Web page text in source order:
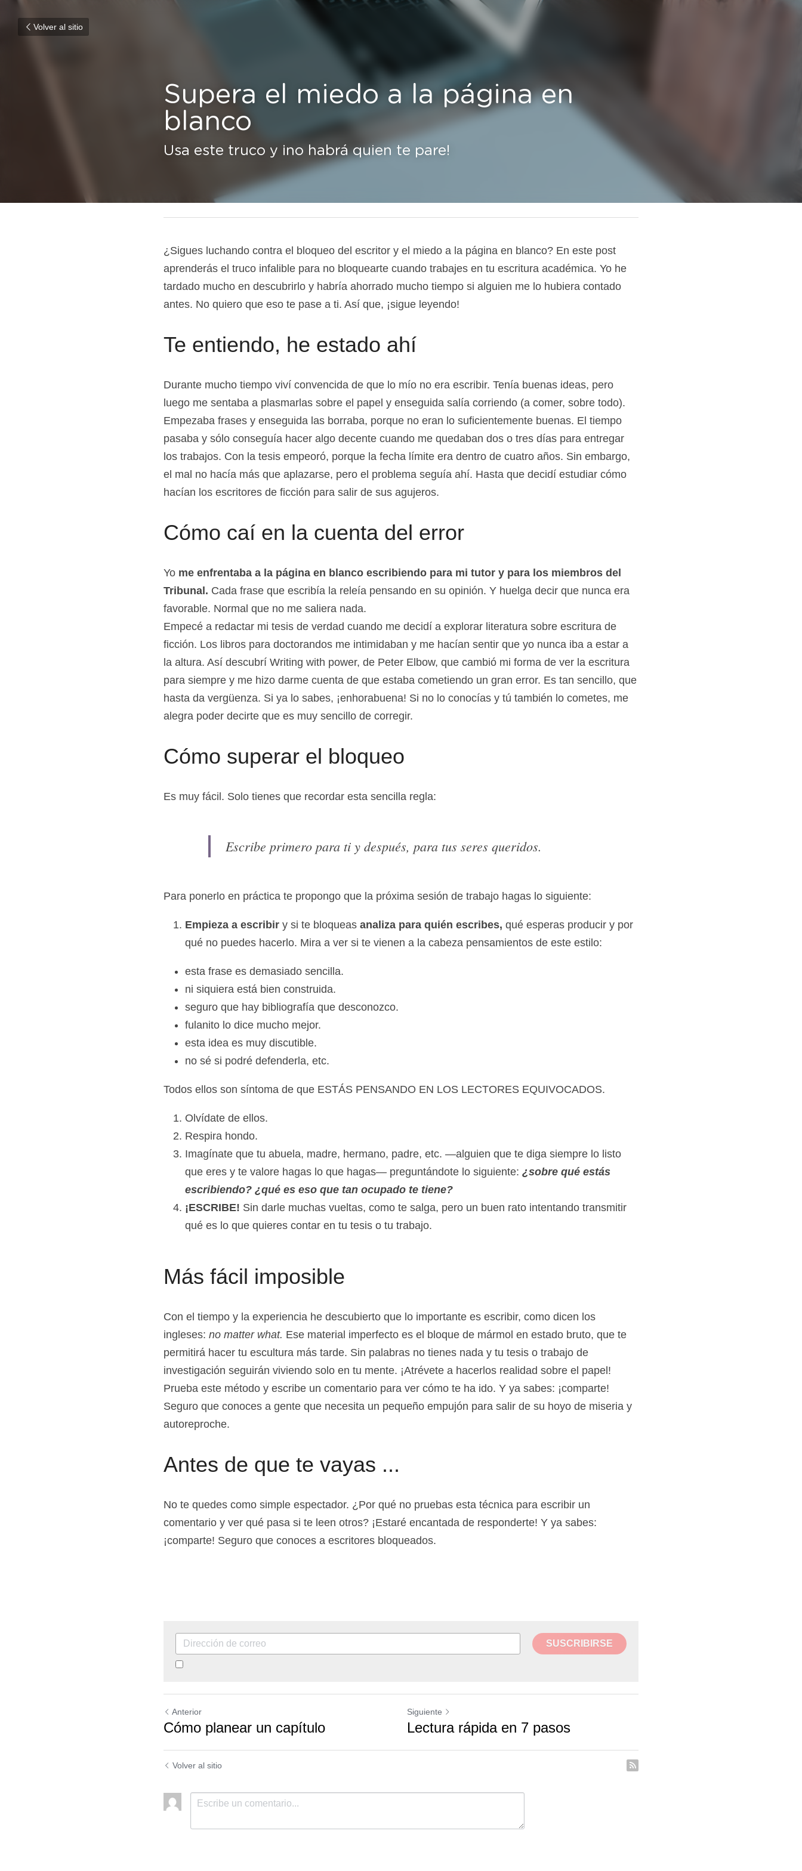
Volver al sitio
Supera el miedo a la página en
blanco
Usa este truco y ¡no habrá quien te pare!
¿Sigues luchando contra el bloqueo del escritor y el miedo a la página en blanco? En este post
aprenderás el truco infalible para no bloquearte cuando trabajes en tu escritura académica. Yo he
tardado mucho en descubrirlo y habría ahorrado mucho tiempo si alguien me lo hubiera contado
antes. No quiero que eso te pase a ti. Así que, ¡sigue leyendo!
Te entiendo, he estado ahí
Durante mucho tiempo viví convencida de que lo mío no era escribir. Tenía buenas ideas, pero
luego me sentaba a plasmarlas sobre el papel y enseguida salía corriendo (a comer, sobre todo).
Empezaba frases y enseguida las borraba, porque no eran lo suficientemente buenas. El tiempo
pasaba y sólo conseguía hacer algo decente cuando me quedaban dos o tres días para entregar
los trabajos. Con la tesis empeoró, porque la fecha límite era dentro de cuatro años. Sin embargo,
el mal no hacía más que aplazarse, pero el problema seguía ahí. Hasta que decidí estudiar cómo
hacían los escritores de ficción para salir de sus agujeros.
Cómo caí en la cuenta del error
me enfrentaba a la página en blanco escribiendo para mi tutor y para los miembros del
Cada frase que escribía la releía pensando en su opinión. Y huelga decir que nunca era
favorable. Normal que no me saliera nada.
Empecé a redactar mi tesis de verdad cuando me decidí a explorar literatura sobre escritura de
ficción. Los libros para doctorandos me intimidaban y me hacían sentir que yo nunca iba a estar a
la altura. Así descubrí Writing with power, de Peter Elbow, que cambió mi forma de ver la escritura
para siempre y me hizo darme cuenta de que estaba cometiendo un gran error. Es tan sencillo, que
hasta da vergüenza. Si ya lo sabes, ¡enhorabuena! Si no lo conocías y tú también lo cometes, me
alegra poder decirte que es muy sencillo de corregir.
Cómo superar el bloqueo
Es muy fácil. Solo tienes que recordar esta sencilla regla:
Escribe primero para ti y después, para tus seres queridos.
Para ponerlo en práctica te propongo que la próxima sesión de trabajo hagas lo siguiente:
Empieza a escribir y si te bloqueas analiza para quién escribes, qué esperas producir y por
qué no puedes hacerlo. Mira a ver si te vienen a la cabeza pensamientos de este estilo:
ni siquiera está bien construida.
seguro que hay bibliografía que desconozco.
fulanito lo dice mucho mejor.
esta idea es muy discutible.
no sé si podré defenderla, etc.
Todos ellos son síntoma de que ESTÁS PENSANDO EN LOS LECTORES EQUIVOCADOS.
Respira hondo.
Imagínate que tu abuela, madre, hermano, padre, etc. —alguien que te diga siempre lo listo
que eres y te valore hagas lo que hagas— preguntándote lo siguiente: ¿sobre qué estás
escribiendo? ¿qué es eso que tan ocupado te tiene?
¡ESCRIBE!
Sin darle muchas vueltas, como te salga, pero un buen rato intentando transmitir
qué es lo que quieres contar en tu tesis o tu trabajo.
Más fácil imposible
Con el tiempo y la experiencia he descubierto que lo importante es escribir, como dicen los
ingleses:
Ese material imperfecto es el bloque de mármol en estado bruto, que te
permitirá hacer tu escultura más tarde. Sin palabras no tienes nada y tu tesis o trabajo de
investigación seguirán viviendo solo en tu mente. ¡Atrévete a hacerlos realidad sobre el papel!
Prueba este método y escribe un comentario para ver cómo te ha ido. Y ya sabes: ¡comparte!
Seguro que conoces a gente que necesita un pequeño empujón para salir de su hoyo de miseria y
autoreproche.
Antes de que te vayas ...
No te quedes como simple espectador. ¿Por qué no pruebas esta técnica para escribir un
comentario y ver qué pasa si te leen otros? ¡Estaré encantada de responderte! Y ya sabes:
¡comparte! Seguro que conoces a escritores bloqueados.
Anterior
Cómo planear un capítulo Lectura rápida en 7 pasos